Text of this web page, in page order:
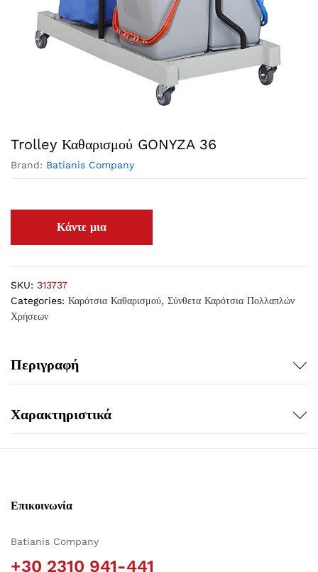
Trolley Καθαρισμού GONYZA 36
Brand: Batianis Company
SKU: 313737
Categories: Καρότσια Καθαρισμού, Σύνθετα Καρότσια Πολλαπλών
Χρήσεων
Περιγραφή
Χαρακτηριστικά
Επικοινωνία
Batianis Company
+30 2310 941-441